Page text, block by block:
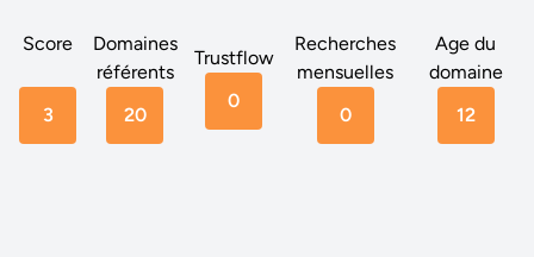
Score
3
Domaines
référents
20
Trustflow
0
Recherches
mensuelles
0
Age du
domaine
12